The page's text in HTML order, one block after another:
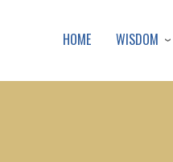
HOME WISDOM